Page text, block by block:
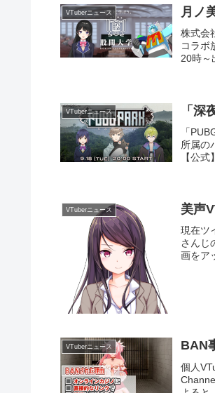
VTuberニュース 月ノ
株式会
コラボ
20時～
VTuberニュース 「深
「
所属の
【公
VTuberニュース 美声
現在ツ
さんじ
画をア
VTuberニュース BAN
個人